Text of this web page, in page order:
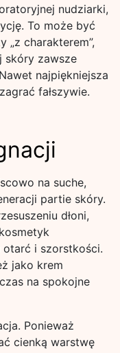
nudziarki,
To może być
„z charakterem”,
skóry zawsze
najpiękniejsza
fałszywie.
na suche,
partie skóry.
dłoni,
i szorstkości.
jako krem
na spokojne
Ponieważ
cienką warstwę